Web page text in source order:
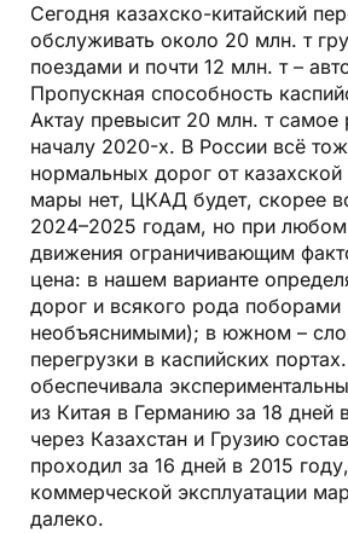
Сегодня казахско-китайский
обслуживать около 20 млн. т
поездами и почти 12 млн. т –
Пропускная способность
Актау превысит 20 млн. т самое
началу 2020-х. В Рос­сии всё
нормальных дорог от
мары нет, ЦКАД будет, скорее
2024–2025 годам, но при любом
движения ограничивающим
цена: в нашем варианте
дорог и всякого рода поборами
необъяснимыми); в южном –
перегрузки в каспийских
обеспечивала
из Китая в Германию за 18 дней
через Казахстан и Грузию
проходил за 16 дней в 2015
коммерческой эксплуатации
далеко.